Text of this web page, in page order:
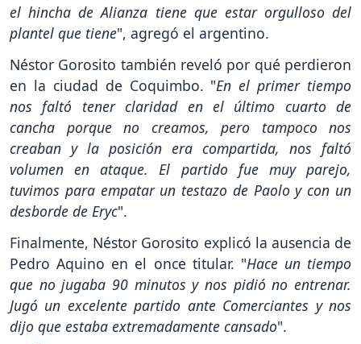
el hincha de Alianza tiene que estar orgulloso del
plantel que tiene", agregó el argentino.
Néstor Gorosito también reveló por qué perdieron
en la ciudad de Coquimbo. "En el primer tiempo
nos faltó tener claridad en el último cuarto de
cancha porque no creamos, pero tampoco nos
creaban y la posición era compartida, nos faltó
volumen en ataque. El partido fue muy parejo,
tuvimos para empatar un testazo de Paolo y con un
desborde de Eryc".
Finalmente, Néstor Gorosito explicó la ausencia de
Pedro Aquino en el once titular. "Hace un tiempo
que no jugaba 90 minutos y nos pidió no entrenar.
Jugó un excelente partido ante Comerciantes y nos
dijo que estaba extremadamente cansado".